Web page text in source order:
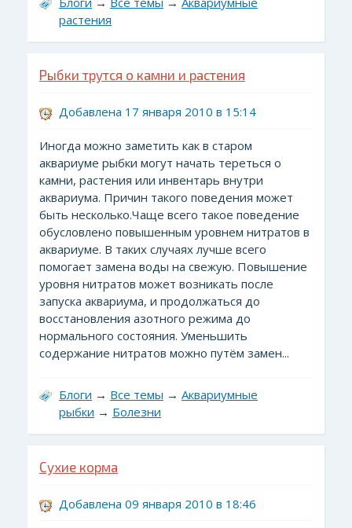
растения
Рыбки трутся о камни и растения
Добавлена 17 января 2010 в 15:14
Иногда можно заметить как в старом
аквариуме рыбки могут начать тереться о
камни, растения или инвентарь внутри
аквариума. Причин такого поведения может
быть несколько.Чаще всего такое поведение
обусловлено повышенным уровнем нитратов в
аквариуме. В таких случаях лучше всего
помогает замена воды на свежую. Повышение
уровня нитратов может возникать после
запуска аквариума, и продолжаться до
восстановления азотного режима до
нормального состояния. Уменьшить
содержание нитратов можно путём замен...
Блоги → Все темы → Аквариумные
рыбки → Болезни
Сухие корма
Добавлена 09 января 2010 в 18:46